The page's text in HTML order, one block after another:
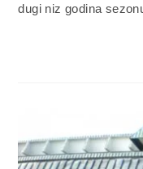
dugi niz godina